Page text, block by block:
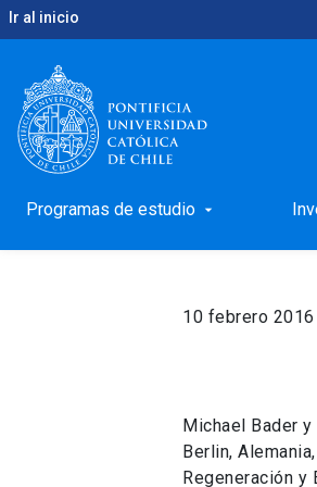
Ir al inicio
Programas de estudio arrow_drop_down
Inicio
Chile y
males
10 febrero 2016
Michael Bader
Berlin,
Regeneración y